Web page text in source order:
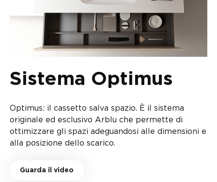
Sistema Optimus
Optimus: il cassetto salva spazio. È il sistema
originale ed esclusivo Arblu che permette di
ottimizzare gli spazi adeguandosi alle dimensioni e
alla posizione dello scarico.
Guarda il video